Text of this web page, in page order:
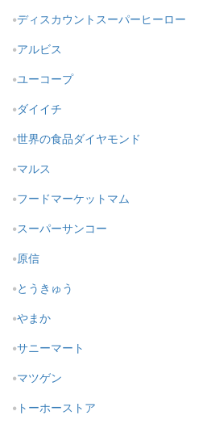
ディスカウントスーパーヒーロー
アルビス
ユーコープ
ダイイチ
世界の食品ダイヤモンド
マルス
フードマーケットマム
スーパーサンコー
原信
とうきゅう
やまか
サニーマート
マツゲン
トーホーストア